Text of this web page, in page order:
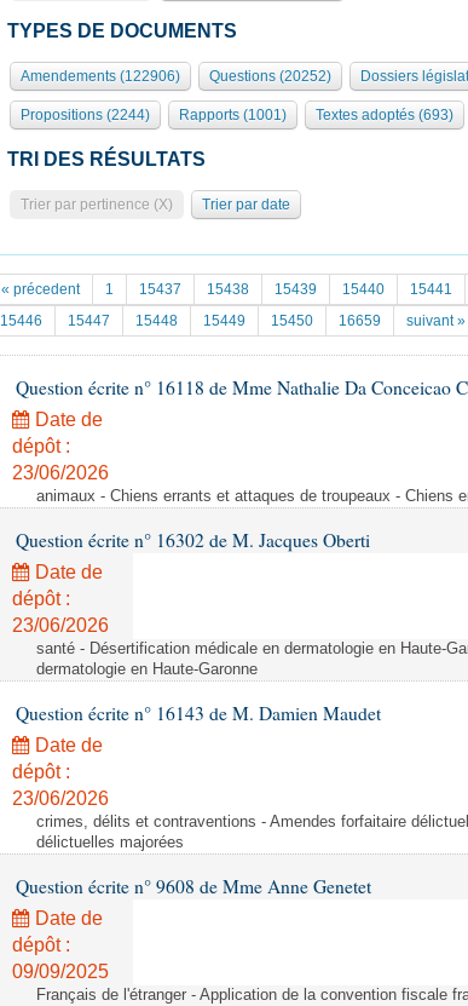
TYPES DE DOCUMENTS
Amendements (122906) Questions (20252) Dossiers
Propositions (2244) Rapports (1001) Textes adoptés (693)
TRI DES RÉSULTATS
Trier par pertinence (X) Trier par date
« précedent 1 15437 15438 15439 15440 15441
15446
15447 15448 15449 15450 16659 suivant »
Question écrite n° 16118 de Mme Nathalie Da Conceicao
Date de
dépôt :
23/06/2026
animaux - Chiens errants et attaques de troupeaux - Chiens
Question écrite n° 16302 de M. Jacques Oberti
Date de
dépôt :
23/06/2026
santé - Désertification médicale en dermatologie en Haute-
dermatologie en Haute-Garonne
Question écrite n° 16143 de M. Damien Maudet
Date de
dépôt :
23/06/2026
crimes, délits et contraventions - Amendes forfaitaire
délictuelles majorées
Question écrite n° 9608 de Mme Anne Genetet
Date de
dépôt :
09/09/2025
Français de l'étranger - Application de la convention fiscale